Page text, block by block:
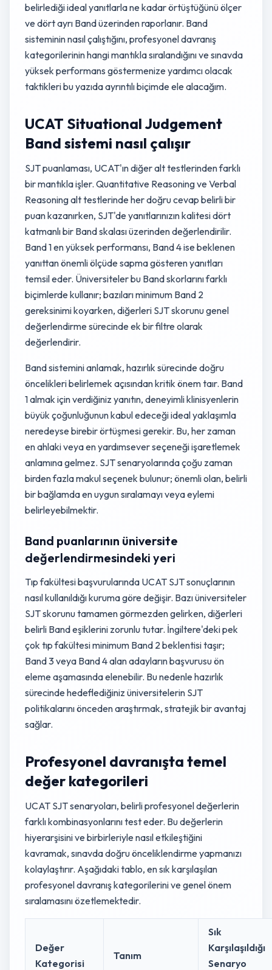
belirlediği ideal yanıtlarla ne kadar örtüştüğünü ölçer
ve dört ayrı Band üzerinden raporlanır. Band
sisteminin nasıl çalıştığını, profesyonel davranış
kategorilerinin hangi mantıkla sıralandığını ve sınavda
yüksek performans göstermenize yardımcı olacak
taktikleri bu yazıda ayrıntılı biçimde ele alacağım.
UCAT Situational Judgement
Band sistemi nasıl çalışır
SJT puanlaması, UCAT'ın diğer alt testlerinden farklı
bir mantıkla işler. Quantitative Reasoning ve Verbal
Reasoning alt testlerinde her doğru cevap belirli bir
puan kazanırken, SJT'de yanıtlarınızın kalitesi dört
katmanlı bir Band skalası üzerinden değerlendirilir.
Band 1 en yüksek performansı, Band 4 ise beklenen
yanıttan önemli ölçüde sapma gösteren yanıtları
temsil eder. Üniversiteler bu Band skorlarını farklı
biçimlerde kullanır; bazıları minimum Band 2
gereksinimi koyarken, diğerleri SJT skorunu genel
değerlendirme sürecinde ek bir filtre olarak
değerlendirir.
Band sistemini anlamak, hazırlık sürecinde doğru
öncelikleri belirlemek açısından kritik önem taır. Band
1 almak için verdiğiniz yanıtın, deneyimli klinisyenlerin
büyük çoğunluğunun kabul edeceği ideal yaklaşımla
neredeyse birebir örtüşmesi gerekir. Bu, her zaman
en ahlaki veya en yardımsever seçeneği işaretlemek
anlamına gelmez. SJT senaryolarında çoğu zaman
birden fazla makul seçenek bulunur; önemli olan, belirli
bir bağlamda en uygun sıralamayı veya eylemi
belirleyebilmektir.
Band puanlarının üniversite
değerlendirmesindeki yeri
Tıp fakültesi başvurularında UCAT SJT sonuçlarının
nasıl kullanıldığı kuruma göre değişir. Bazı üniversiteler
SJT skorunu tamamen görmezden gelirken, diğerleri
belirli Band eşiklerini zorunlu tutar. İngiltere'deki pek
çok tıp fakültesi minimum Band 2 beklentisi taşır;
Band 3 veya Band 4 alan adayların başvurusu ön
eleme aşamasında elenebilir. Bu nedenle hazırlık
sürecinde hedeflediğiniz üniversitelerin SJT
politikalarını önceden araştırmak, stratejik bir avantaj
sağlar.
Profesyonel davranışta temel
değer kategorileri
UCAT SJT senaryoları, belirli profesyonel değerlerin
farklı kombinasyonlarını test eder. Bu değerlerin
hiyerarşisini ve birbirleriyle nasıl etkileştiğini
kavramak, sınavda doğru önceliklendirme yapmanızı
kolaylaştırır. Aşağıdaki tablo, en sık karşılaşılan
profesyonel davranış kategorilerini ve genel önem
sıralamasını özetlemektedir.
Değer
Kategorisi
Tanım
Sık
Karşılaşıldığı
Senaryo